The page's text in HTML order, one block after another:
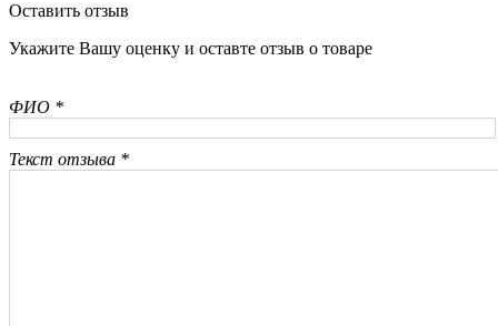
Оставить отзыв
Укажите Вашу оценку и оставте отзыв о товаре
ФИО *
Текст отзыва *